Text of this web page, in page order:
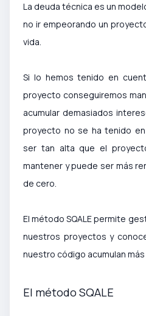
La deuda técnica es un
no ir empeorando un
vida.
Si lo hemos tenido en
proyecto conseguiremos
acumular demasiados
proyecto no se ha tenido
ser tan alta que el
mantener y puede ser más
de cero.
El método SQALE permite
nuestros proyectos y
nuestro código acumulan
El método SQALE